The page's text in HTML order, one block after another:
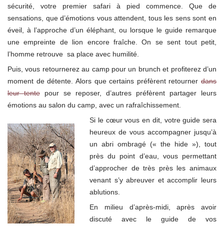
sécurité, votre premier safari à pied commence. Que de
sensations, que d’émotions vous attendent, tous les sens sont en
éveil,
à l’approche d’un éléphant, ou lorsque le guide remarque
une empreinte de lion encore fraîche . On se sent tout petit,
l’homme retrouve sa place avec humilité.
Puis, vous retournerez au camp pour un brunch et profiterez d’un
moment de détente. Alors que certains préfèrent retourner dans
leur tente pour se reposer, d’autres préfèrent partager leurs
émotions au salon du camp, avec un rafraîchissement.
Si le cœur vous en dit, votre guide sera
heureux de vous accompagner jusqu’à
un abri ombragé (« the hide »), tout
près du point d’eau, vous permettant
d’approcher de très près les animaux
venant s’y abreuver et accomplir leurs
ablutions.
En milieu d’après-midi, après avoir
discuté avec le guide de vos